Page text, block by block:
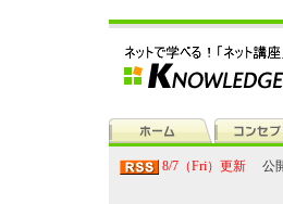
8/7（Fri）更新 公